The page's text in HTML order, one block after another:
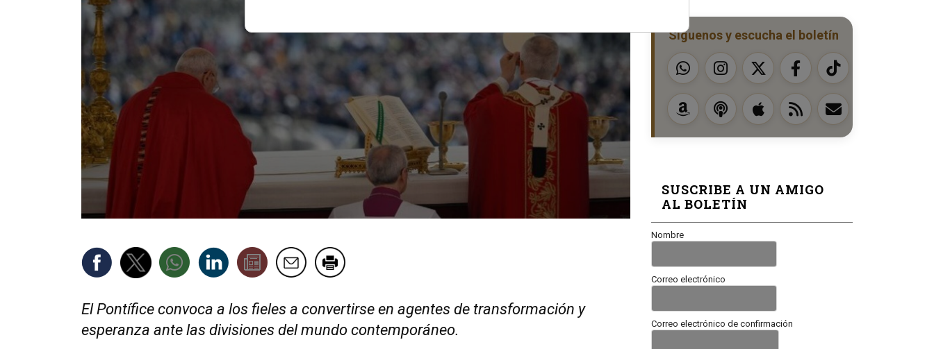
El Pontífice convoca a los fieles a convertirse en agentes de transformación y
esperanza ante las divisiones del mundo contemporáneo.
Síguenos y escucha el boletín
SUSCRIBE A UN AMIGO
AL BOLETÍN
Nombre
Correo electrónico
Correo electrónico de confirmación